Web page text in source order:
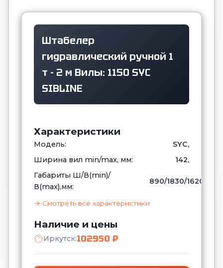
Штабелер
гидравлический ручной 1
т - 2 м Вилы: 1150 SYC
SIBLINE
Характеристики
Модель:
SYC,
Ширина вил min/max, мм:
142,
Габариты Ш/В(min)/
В(max),мм:
890/1830/1620,
→ Смотреть все характеристики
Наличие и цены
Иркутск:102950 ₽